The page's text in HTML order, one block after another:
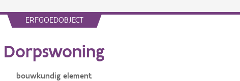
ERFGOEDOBJECT
Dorpswoning
bouwkundig element